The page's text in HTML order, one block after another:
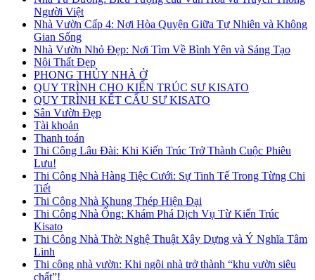
Người Việt
Nhà Vườn Cấp 4: Nơi Hòa Quyện Giữa Tự Nhiên và Không
Gian Sống
Nhà Vườn Nhỏ Đẹp: Nơi Tìm Về Bình Yên và Sáng Tạo
Nội Thất Đẹp
PHONG THỦY NHÀ Ở
QUY TRÌNH CHO KIẾN TRÚC SƯ KISATO
QUY TRÌNH KẾT CẤU SƯ KISATO
Sân Vườn Đẹp
Tài khoản
Thanh toán
Thi Công Lâu Đài: Khi Kiến Trúc Trở Thành Cuộc Phiêu
Lưu!
Thi Công Nhà Hàng Tiệc Cưới: Sự Tinh Tế Trong Từng Chi
Tiết
Thi Công Nhà Khung Thép Hiện Đại
Thi Công Nhà Ống: Khám Phá Dịch Vụ Từ Kiến Trúc
Kisato
Thi Công Nhà Thờ: Nghệ Thuật Xây Dựng và Ý Nghĩa Tâm
Linh
Thi công nhà vườn: Khi ngôi nhà trở thành “khu vườn siêu
chất”!